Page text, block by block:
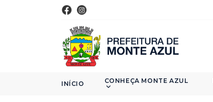
INÍCIO CONHEÇA MONTE AZUL